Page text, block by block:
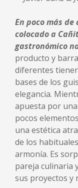
En poco más de
colocado a
gastronómico
producto y
diferentes
bases de los
elegancia.
apuesta por
pocos
una estética
de los
armonía. Es
pareja culinaria
sus proyectos y